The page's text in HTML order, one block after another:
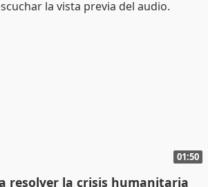
01:50
resolver la crisis humanitaria